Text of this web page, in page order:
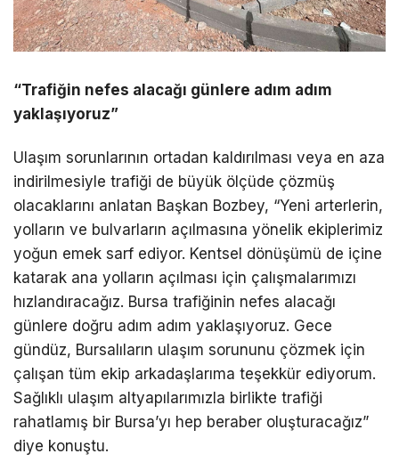
“Trafiğin nefes alacağı günlere adım adım
yaklaşıyoruz”
Ulaşım sorunlarının ortadan kaldırılması veya en aza
indirilmesiyle trafiği de büyük ölçüde çözmüş
olacaklarını anlatan Başkan Bozbey, “Yeni arterlerin,
yolların ve bulvarların açılmasına yönelik ekiplerimiz
yoğun emek sarf ediyor. Kentsel dönüşümü de içine
katarak ana yolların açılması için çalışmalarımızı
hızlandıracağız. Bursa trafiğinin nefes alacağı
günlere doğru adım adım yaklaşıyoruz. Gece
gündüz, Bursalıların ulaşım sorununu çözmek için
çalışan tüm ekip arkadaşlarıma teşekkür ediyorum.
Sağlıklı ulaşım altyapılarımızla birlikte trafiği
rahatlamış bir Bursa’yı hep beraber oluşturacağız”
diye konuştu.